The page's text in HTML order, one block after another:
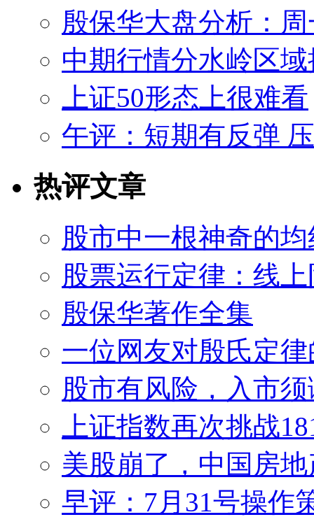
殷保华大盘分析：
中期行情分水岭区
上证50形态上很难看
午评：短期有反弹
热评文章
股市中一根神奇的
股票运行定律：线
殷保华著作全集
一位网友对殷氏定
股市有风险，入市
上证指数再次挑战
美股崩了，中国房
早评：7月31号操作